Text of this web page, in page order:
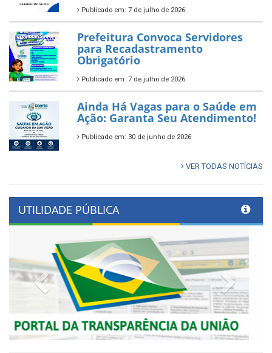
Publicado em: 7 de julho de 2026
Prefeitura Convoca Servidores
para Recadastramento
Obrigatório
Publicado em: 7 de julho de 2026
Ainda Há Vagas para o Saúde em
Ação: Garanta Seu Atendimento!
Publicado em: 30 de junho de 2026
VER TODAS NOTÍCIAS
UTILIDADE PÚBLICA
Previous